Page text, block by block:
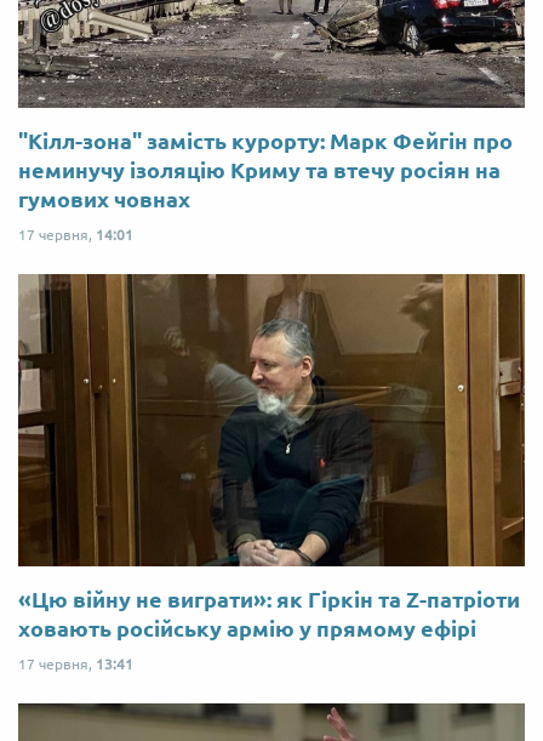
"Кілл-зона" замість курорту: Марк Фейгін про
неминучу ізоляцію Криму та втечу росіян на
гумових човнах
17 червня, 14:01
«Цю війну не виграти»: як Гіркін та Z-патріоти
ховають російську армію у прямому ефірі
17 червня, 13:41